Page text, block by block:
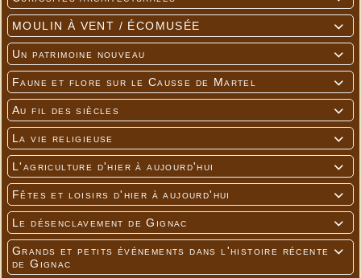

MOULIN À VENT / ÉCOMUSÉE

Un patrimoine nouveau

Faune et flore sur le Causse de Martel

Au fil des siècles

La vie religieuse

L'agriculture d'hier à aujourd'hui

Fêtes et loisirs d'hier à aujourd'hui

Le désenclavement de Gignac

Grands et petits événements dans l'histoire récente
de Gignac